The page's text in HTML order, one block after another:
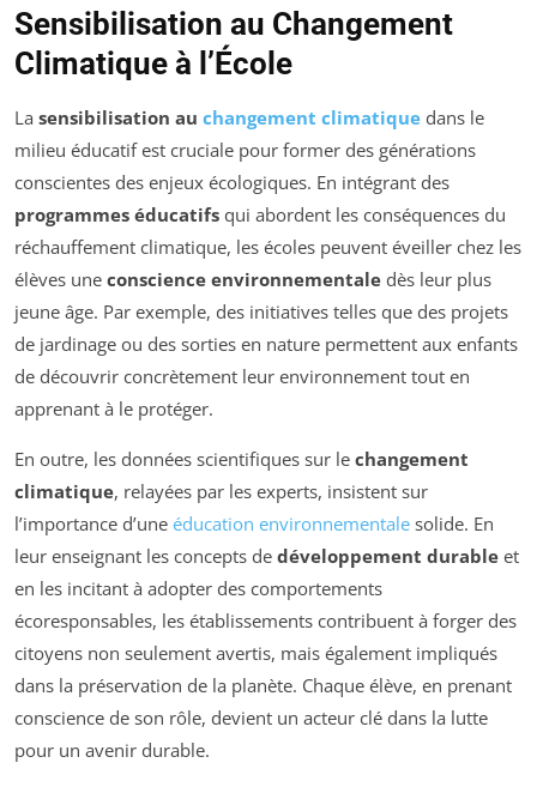
Sensibilisation au Changement
Climatique à l’École
La sensibilisation au changement climatique dans le
milieu éducatif est cruciale pour former des générations
conscientes des enjeux écologiques. En intégrant des
programmes éducatifs qui abordent les conséquences du
réchauffement climatique, les écoles peuvent éveiller chez les
élèves une conscience environnementale dès leur plus
jeune âge. Par exemple, des initiatives telles que des projets
de jardinage ou des sorties en nature permettent aux enfants
de découvrir concrètement leur environnement tout en
apprenant à le protéger.
En outre, les données scientifiques sur le changement
climatique, relayées par les experts, insistent sur
l’importance d’une éducation environnementale solide. En
leur enseignant les concepts de développement durable et
en les incitant à adopter des comportements
écoresponsables, les établissements contribuent à forger des
citoyens non seulement avertis, mais également impliqués
dans la préservation de la planète. Chaque élève, en prenant
conscience de son rôle, devient un acteur clé dans la lutte
pour un avenir durable.